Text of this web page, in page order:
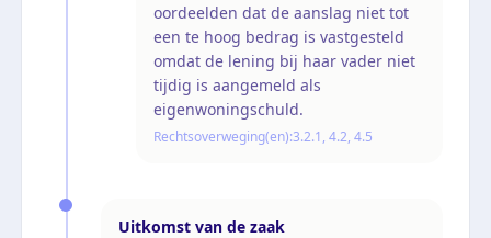
oordeelden dat de aanslag niet tot
een te hoog bedrag is vastgesteld
omdat de lening bij haar vader niet
tijdig is aangemeld als
eigenwoningschuld.
Rechtsoverweging(en):3.2.1, 4.2, 4.5
Uitkomst van de zaak